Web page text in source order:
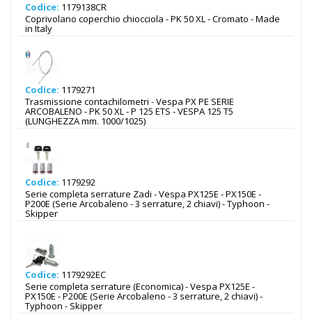
Codice: 1179138CR
Coprivolano coperchio chiocciola - PK 50 XL - Cromato - Made
in Italy
Codice: 1179271
Trasmissione contachilometri - Vespa PX PE SERIE
ARCOBALENO - PK 50 XL - P 125 ETS - VESPA 125 T5
(LUNGHEZZA mm. 1000/1025)
Codice: 1179292
Serie completa serrature Zadi - Vespa PX125E - PX150E -
P200E (Serie Arcobaleno - 3 serrature, 2 chiavi) - Typhoon -
Skipper
Codice: 1179292EC
Serie completa serrature (Economica) - Vespa PX125E -
PX150E - P200E (Serie Arcobaleno - 3 serrature, 2 chiavi) -
Typhoon - Skipper